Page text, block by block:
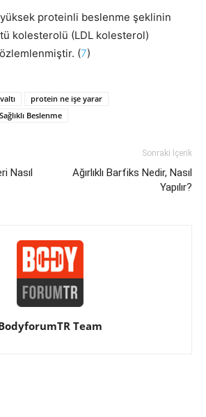
yüksek proteinli beslenme şeklinin
kolesterolü (LDL kolesterol)
(7)
protein ne işe yarar
Sağlıklı Beslenme
Nasıl
Sonraki İçerik
Ağırlıklı Barfiks Nedir, Nasıl
Yapılır?
Team